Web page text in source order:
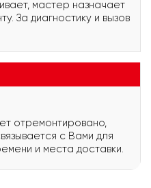
мастер назначает
За диагностику и вызов
отремонтировано,
с Вами для
и места доставки.